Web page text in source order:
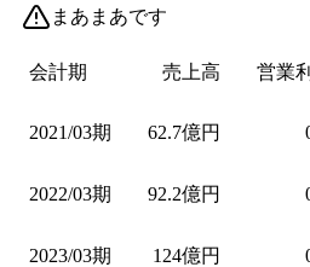
まあまあです
会計期 売上高 営業
2021/03期 62.7億円
2022/03期 92.2億円
2023/03期 124億円